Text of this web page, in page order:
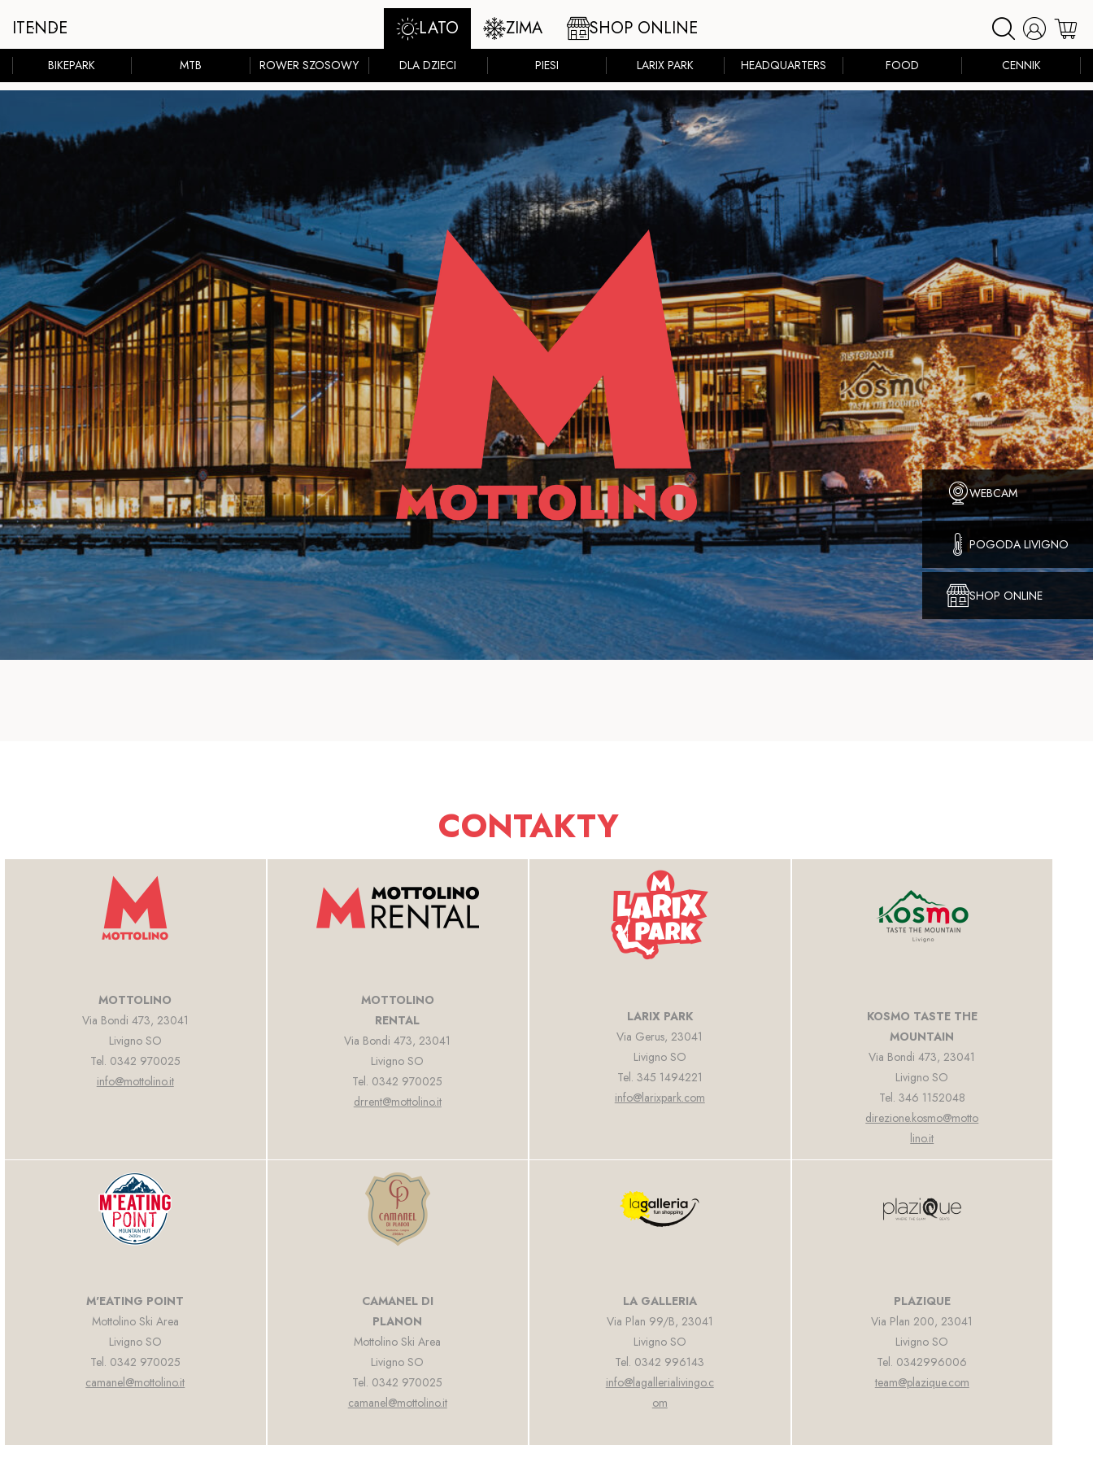
LATO ZIMA SHOP ONLINE
ITENDE
BIKEPARK MTB ROWER SZOSOWY DLA DZIECI PIESI LARIX PARK HEADQUARTERS FOOD CENNIK
WEBCAM
POGODA LIVIGNO
SHOP ONLINE
CONTAKTY
MOTTOLINO
Via Bondi 473, 23041
Livigno SO
Tel. 0342 970025
info@mottolino.it
MOTTOLINO
RENTAL
Via Bondi 473, 23041
Livigno SO
Tel. 0342 970025
drrent@mottolino.it
LARIX PARK
Via Gerus, 23041
Livigno SO
Tel. 345 1494221
info@larixpark.com
KOSMO TASTE THE
MOUNTAIN
Via Bondi 473, 23041
Livigno SO
Tel. 346 1152048
direzione.kosmo@motto
lino.it
M'EATING POINT
Mottolino Ski Area
Livigno SO
Tel. 0342 970025
camanel@mottolino.it
CAMANEL DI
PLANON
Mottolino Ski Area
Livigno SO
Tel. 0342 970025
camanel@mottolino.it
LA GALLERIA
Via Plan 99/B, 23041
Livigno SO
Tel. 0342 996143
info@lagallerialivingo.c
om
PLAZIQUE
Via Plan 200, 23041
Livigno SO
Tel. 0342996006
team@plazique.com